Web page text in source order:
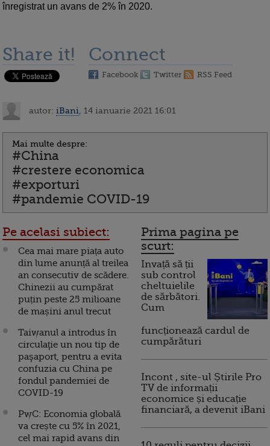
înregistrat un avans de 2% în 2020.
Share it! Connect
Facebook Twitter RSS Feed
autor: iBani , 14 ianuarie 2021 16:01
Mai multe despre:
#China
#crestere economica
#exporturi
#pandemie COVID-19
Pe acelasi subiect:
Cea mai mare piața auto
din lume anunță al treilea
an consecutiv de scădere.
Chinezii au cumpărat
puțin peste 25 milioane
de mașini anul trecut
Taiwanul a introdus în
circulaţie un nou tip de
paşaport, pentru a evita
confuzia cu China pe
fondul pandemiei de
COVID-19
PwC: Economia globală
va crește cu 5% în 2021,
cel mai rapid avans din
Prima pagina pe
scurt:
Invață să ții
sub control
cheltuielile
de sărbători.
Cum
funcționează cardul de
cumpărături
Incont , site-ul Știrile Pro
TV de informații
economice și educație
financiară, a devenit iBani